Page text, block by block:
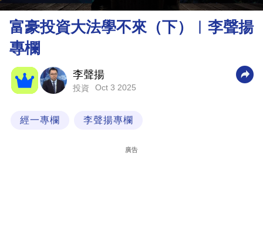
理
財
業
科
富豪投資大法學不來（下）︳李聲揚
專欄
李聲揚
投資 Oct 3 2025
經一專欄 李聲揚專欄
廣告